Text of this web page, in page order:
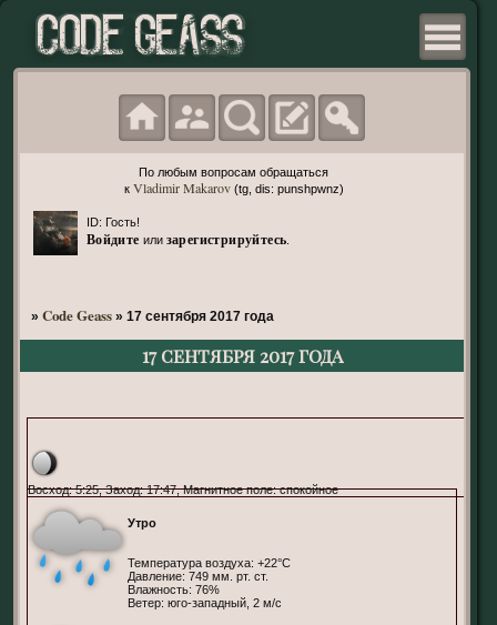
По любым вопросам обращаться
к Vladimir Makarov(tg, dis: punshpwnz)
ID: Гость!
Войдите или зарегистрируйтесь
» Code Geass » 17 сентября 2017 года
17 сентября 2017 года
Восход: 5:25, Заход: 17:47, Магнитное поле: спокойное
Утро
Температура воздуха: +22°С
Давление: 749 мм. рт. ст.
Влажность: 76%
Ветер: юго-западный, 2 м/с